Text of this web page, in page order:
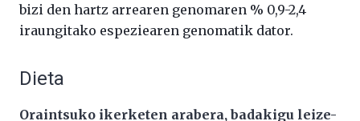
bizi den hartz arrearen genomaren % 0,9-2,4
iraungitako espeziearen genomatik dator.
Dieta
Oraintsuko ikerketen arabera, badakigu leize-